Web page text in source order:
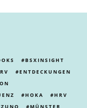
BSXINSIGHT
ENTDECKUNGEN
HOKA
HRV
MÜNSTER